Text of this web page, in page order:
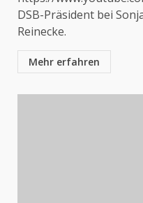
DSB-Präsident bei
Reinecke.
Mehr erfahren